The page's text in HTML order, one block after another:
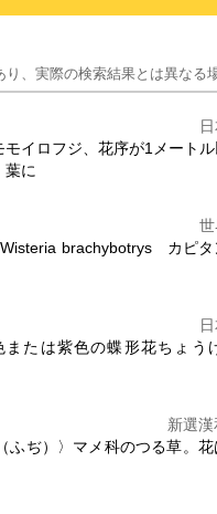
、実際の検索結果とは異なる
モイロフジ、花序が1メート
葉に
brachybotrys カピタ
たは紫色の蝶形花ちょう
新選
ぢ）〉マメ科のつる草。花